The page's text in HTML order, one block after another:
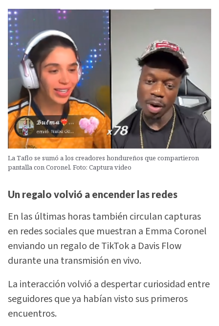
La Taflo se sumó a los creadores hondureños que compartieron
pantalla con Coronel. Foto: Captura video
Un regalo volvió a encender las redes
En las últimas horas también circulan capturas
en redes sociales que muestran a Emma Coronel
enviando un regalo de TikTok a Davis Flow
durante una transmisión en vivo.
La interacción volvió a despertar curiosidad entre
seguidores que ya habían visto sus primeros
encuentros.